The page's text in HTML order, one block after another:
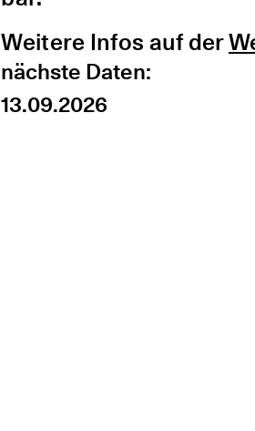
Weitere Infos auf der
nächste Daten:
13.09.2026